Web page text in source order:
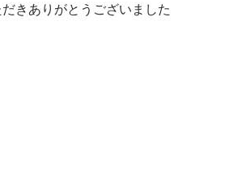
きありがとうございました